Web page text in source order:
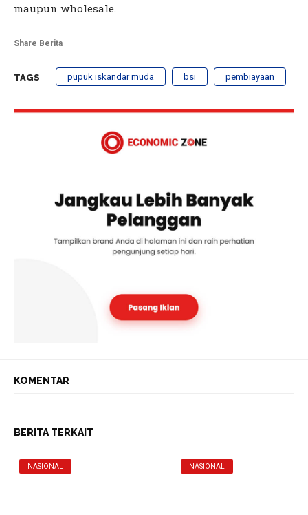
maupun wholesale.
Share Berita
TAGS pupuk iskandar muda bsi pembiayaan
KOMENTAR
BERITA TERKAIT
NASIONAL NASIONAL